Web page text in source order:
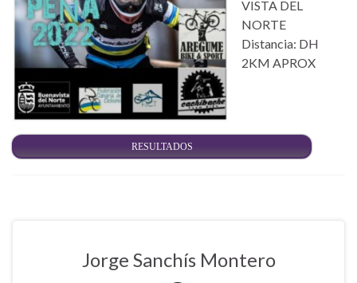
VISTA DEL
NORTE
Distancia: DH
2KM APROX
RESULTADOS
Jorge Sanchís Montero